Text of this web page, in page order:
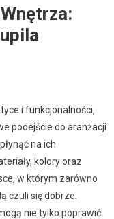
i funkcjonalności,
podejście do aranżacji
na ich
kolory oraz
w którym zarówno
czuli się dobrze.
nie tylko poprawić